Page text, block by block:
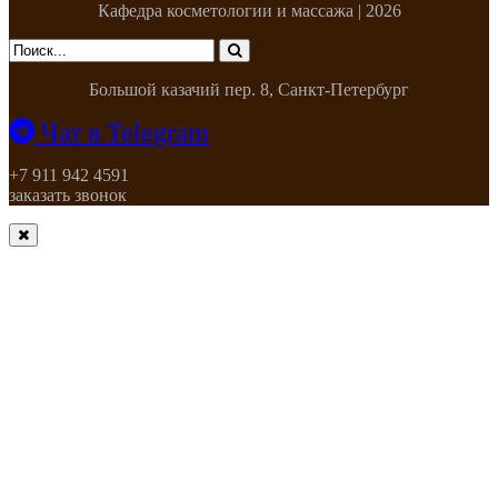
Кафедра косметологии и массажа | 2026
Большой казачий пер. 8, Санкт-Петербург
Чат в Telegram
+7 911 942 4591
заказать звонок